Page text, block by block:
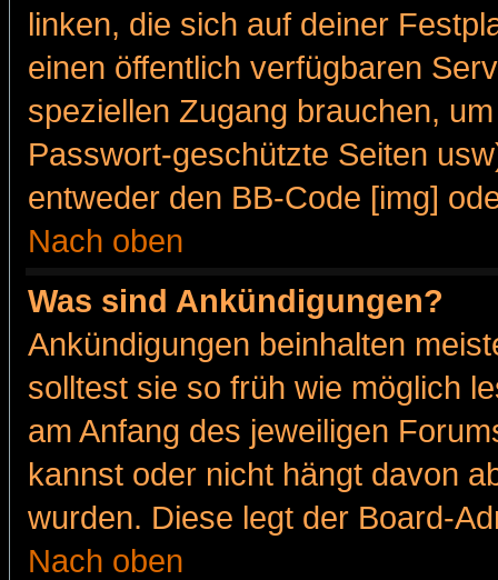
linken, die sich auf deiner
einen öffentlich verfügbaren
speziellen Zugang brauchen,
Passwort-geschützte Seiten
entweder den BB-Code [img]
Nach oben
Was sind Ankündigungen?
Ankündigungen beinhalten
solltest sie so früh wie möglich
am Anfang des jeweiligen
kannst oder nicht hängt davon
wurden. Diese legt der Board-
Nach oben